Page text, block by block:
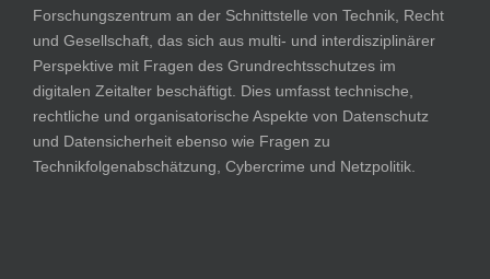
Forschungszentrum an der Schnittstelle von Technik, Recht
und Gesellschaft, das sich aus multi- und interdisziplinärer
Perspektive mit Fragen des Grundrechtsschutzes im
digitalen Zeitalter beschäftigt. Dies umfasst technische,
rechtliche und organisatorische Aspekte von Datenschutz
und Datensicherheit ebenso wie Fragen zu
Technikfolgenabschätzung, Cybercrime und Netzpolitik.